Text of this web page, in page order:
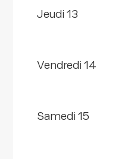
jeudi 13
vendredi 14
samedi 15